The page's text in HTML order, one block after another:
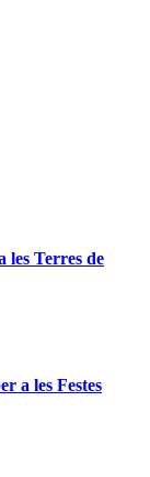
les Terres de
a les Festes